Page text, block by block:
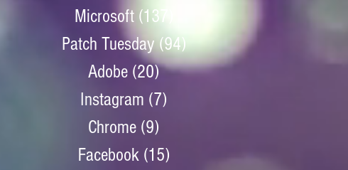
Microsoft (137)
Patch Tuesday (94)94 posts
Adobe (20)20 posts
Instagram (7)
Chrome (9)
Facebook (15)